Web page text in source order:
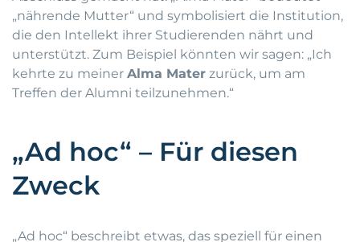
„nährende Mutter“ und symbolisiert die Institution,
die den Intellekt ihrer Studierenden nährt und
unterstützt. Zum Beispiel könnten wir sagen: „Ich
kehrte zu meiner Alma Mater zurück, um am
Treffen der Alumni teilzunehmen.“
„Ad hoc“ – Für diesen
Zweck
„Ad hoc“ beschreibt etwas, das speziell für einen